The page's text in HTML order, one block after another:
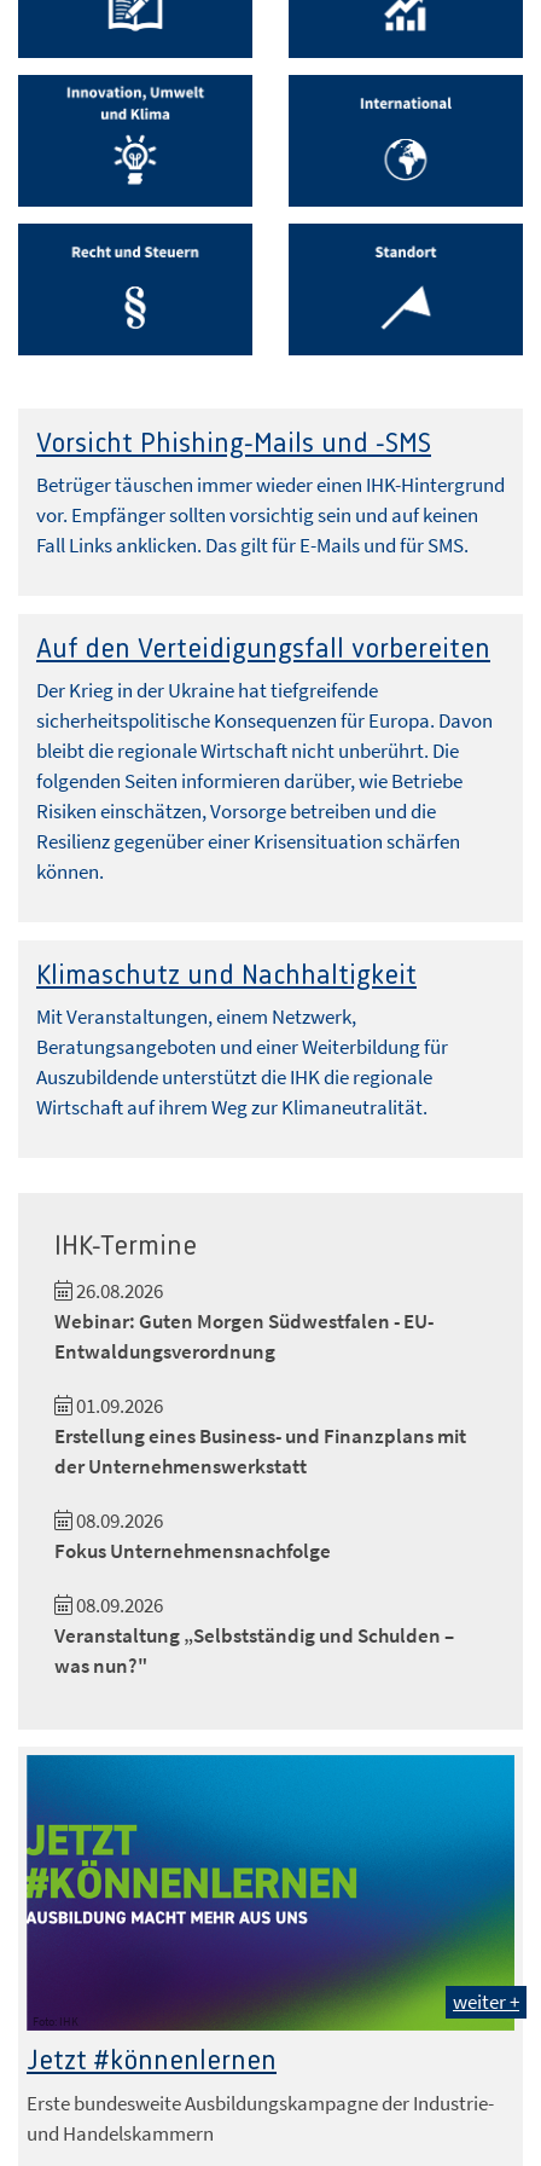
Vorsicht Phishing-Mails und -SMS
Betrüger täuschen immer wieder einen IHK-Hintergrund
vor. Empfänger sollten vorsichtig sein und auf keinen
Fall Links anklicken. Das gilt für E-Mails und für SMS.
Auf den Verteidigungsfall vorbereiten
Der Krieg in der Ukraine hat tiefgreifende
sicherheitspolitische Konsequenzen für Europa. Davon
bleibt die regionale Wirtschaft nicht unberührt. Die
folgenden Seiten informieren darüber, wie Betriebe
Risiken einschätzen, Vorsorge betreiben und die
Resilienz gegenüber einer Krisensituation schärfen
können.
Klimaschutz und Nachhaltigkeit
Mit Veranstaltungen, einem Netzwerk,
Beratungsangeboten und einer Weiterbildung für
Auszubildende unterstützt die IHK die regionale
Wirtschaft auf ihrem Weg zur Klimaneutralität.
IHK-Termine
26.08.2026
Webinar: Guten Morgen Südwestfalen - EU-
Entwaldungsverordnung
01.09.2026
Erstellung eines Business- und Finanzplans mit
der Unternehmenswerkstatt
08.09.2026
Fokus Unternehmensnachfolge
08.09.2026
Veranstaltung „Selbstständig und Schulden –
was nun?"
Foto: IHK
weiter +
Jetzt #könnenlernen
Erste bundesweite Ausbildungskampagne der Industrie-
und Handelskammern